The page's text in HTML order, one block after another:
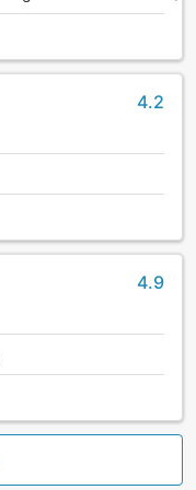
4.2
4.9